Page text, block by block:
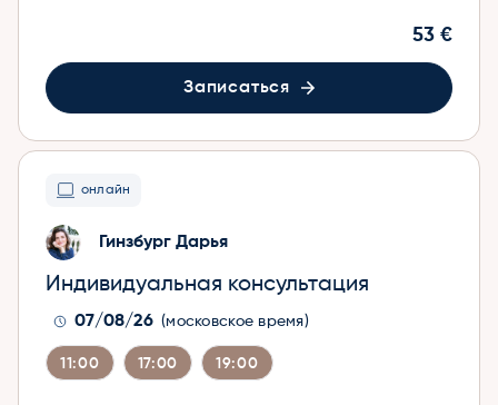
53 €
Записаться
онлайн
Гинзбург Дарья
Индивидуальная консультация
07/08/26 (московское время)
11:00 17:00 19:00